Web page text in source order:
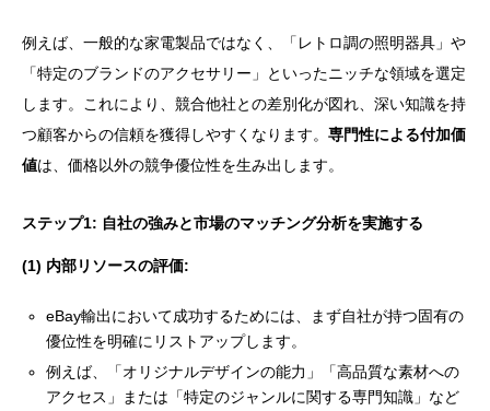
例えば、一般的な家電製品ではなく、「レトロ調の照明器具」や
「特定のブランドのアクセサリー」といったニッチな領域を選定
します。これにより、競合他社との差別化が図れ、深い知識を持
つ顧客からの信頼を獲得しやすくなります。 専門性による付加価
値は、価格以外の競争優位性を生み出します。
ステップ1: 自社の強みと市場のマッチング分析を実施する
(1) 内部リソースの評価:
eBay輸出において成功するためには、まず自社が持つ固有の
優位性を明確にリストアップします。
例えば、「オリジナルデザインの能力」「高品質な素材への
アクセス」または「特定のジャンルに関する専門知識」など